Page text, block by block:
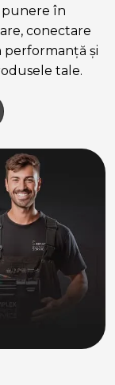
în
conectare
performanță și
tale.